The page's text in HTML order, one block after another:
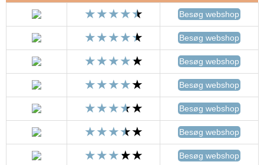
Besøg webshop
Besøg webshop
Besøg webshop
Besøg webshop
Besøg webshop
Besøg webshop
Besøg webshop